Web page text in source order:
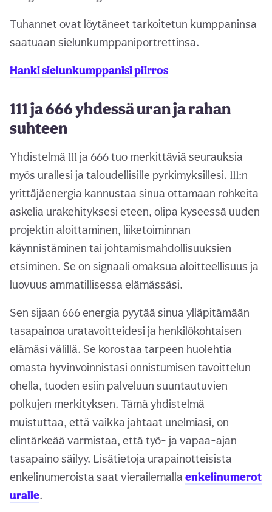
Tuhannet ovat löytäneet tarkoitetun kumppaninsa
saatuaan sielunkumppaniportrettinsa.
Hanki sielunkumppanisi piirros
111 ja 666 yhdessä uran ja rahan
suhteen
Yhdistelmä 111 ja 666 tuo merkittäviä seurauksia
myös urallesi ja taloudellisille pyrkimyksillesi. 111:n
yrittäjäenergia kannustaa sinua ottamaan rohkeita
askelia urakehityksesi eteen, olipa kyseessä uuden
projektin aloittaminen, liiketoiminnan
käynnistäminen tai johtamismahdollisuuksien
etsiminen. Se on signaali omaksua aloitteellisuus ja
luovuus ammatillisessa elämässäsi.
Sen sijaan 666 energia pyytää sinua ylläpitämään
tasapainoa uratavoitteidesi ja henkilökohtaisen
elämäsi välillä. Se korostaa tarpeen huolehtia
omasta hyvinvoinnistasi onnistumisen tavoittelun
ohella, tuoden esiin palveluun suuntautuvien
polkujen merkityksen. Tämä yhdistelmä
muistuttaa, että vaikka jahtaat unelmiasi, on
elintärkeää varmistaa, että työ- ja vapaa-ajan
tasapaino säilyy. Lisätietoja urapainotteisista
enkelinumeroista saat vierailemalla enkelinumerot
uralle.